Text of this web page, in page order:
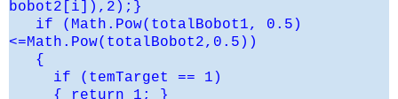
bobot2[i]),2);}
if (Math.Pow(totalBobot1, 0.5)
<=Math.Pow(totalBobot2,0.5))
{
if (temTarget == 1)
{ return 1; }